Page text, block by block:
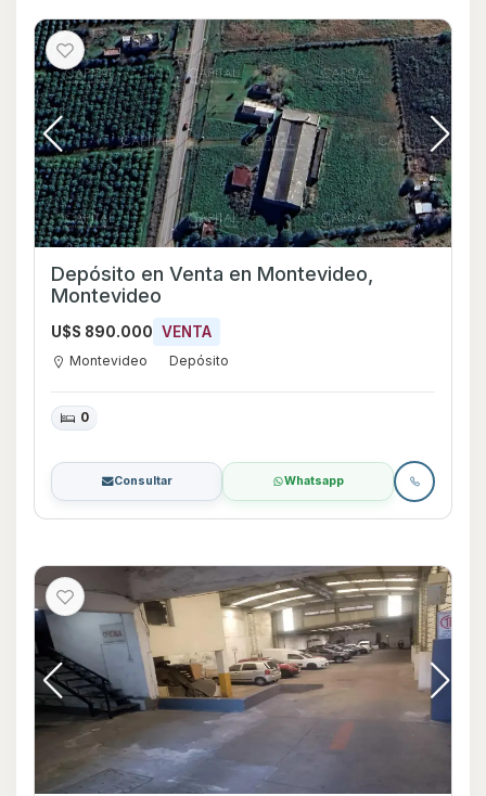
Depósito en Venta en Montevideo,
Montevideo
U$S 890.000 VENTA
Montevideo Depósito
0
Consultar Whatsapp